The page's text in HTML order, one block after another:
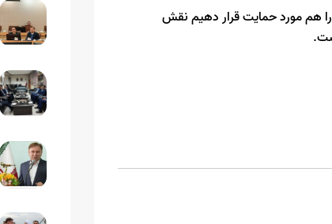
را هم مورد حمایت قرار دهیم نقش